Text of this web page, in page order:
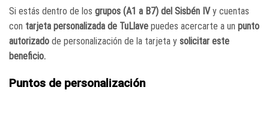
Si estás dentro de los grupos (A1 a B7) del Sisbén IVy cuentas
con tarjeta personalizada de TuLlave puedes acercarte a un punto
autorizado de personalización de la tarjeta y solicitar este
beneficio.
Puntos de personalización